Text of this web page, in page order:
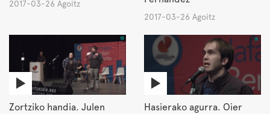
2017-03-26 Agoitz
2017-03-26 Agoitz
Zortziko handia. Julen
Hasierako agurra. Oier